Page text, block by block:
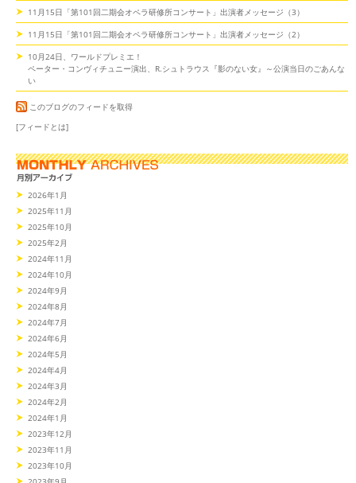
11月15日「第101回二期会オペラ研修所コンサート」出演者メッセージ（3）
11月15日「第101回二期会オペラ研修所コンサート」出演者メッセージ（2）
10月24日、ワールドプレミエ！
ペーター・コンヴィチュニー演出、R.シュトラウス『影のない女』～公演当日のごあんな
い
このブログのフィードを取得
[フィードとは]
2026年1月
2025年11月
2025年10月
2025年2月
2024年11月
2024年10月
2024年9月
2024年8月
2024年7月
2024年6月
2024年5月
2024年4月
2024年3月
2024年2月
2024年1月
2023年12月
2023年11月
2023年10月